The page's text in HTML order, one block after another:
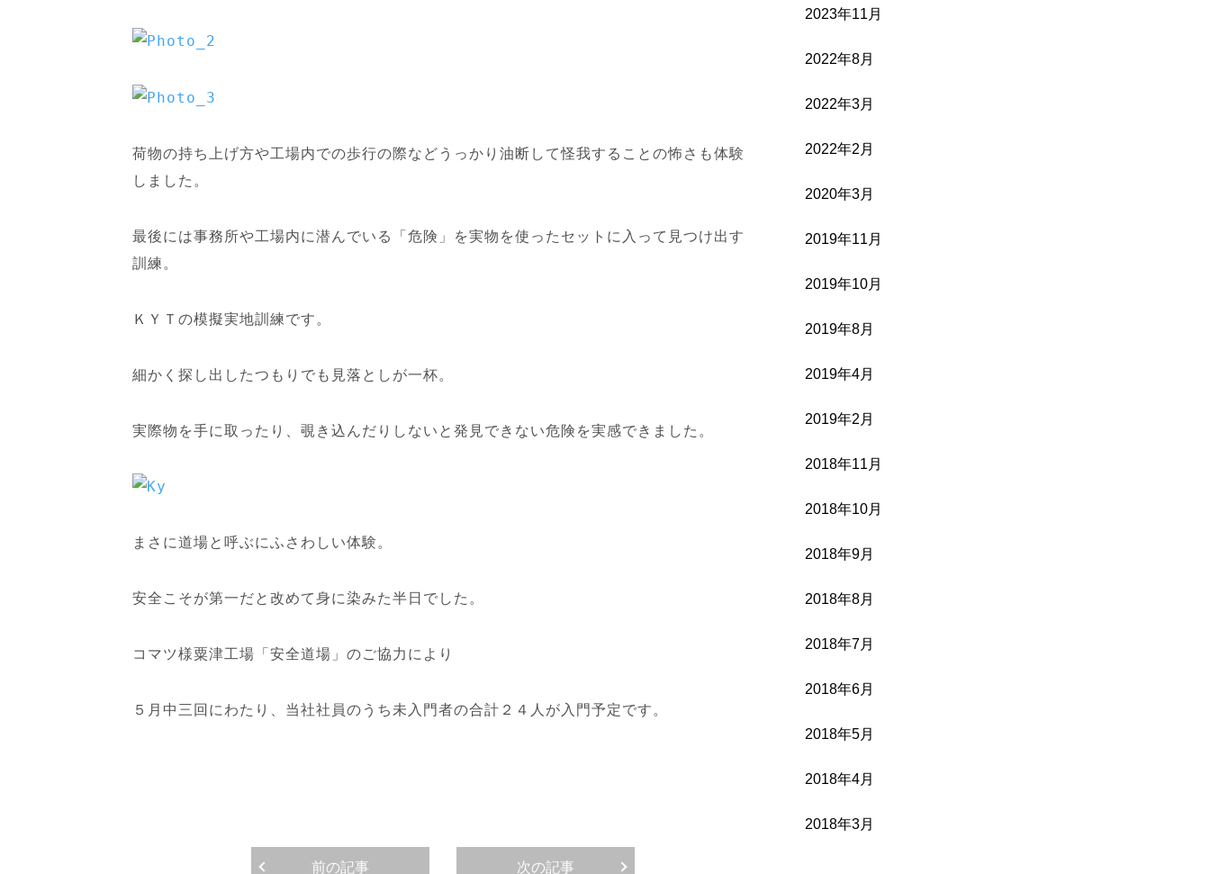
荷物の持ち上げ方や工場内での歩行の際などうっかり油断して怪我することの怖さも体験
しました。
最後には事務所や工場内に潜んでいる「危険」を実物を使ったセットに入って見つけ出す
訓練。
ＫＹＴの模擬実地訓練です。
細かく探し出したつもりでも見落としが一杯。
実際物を手に取ったり、覗き込んだりしないと発見できない危険を実感できました。
まさに道場と呼ぶにふさわしい体験。
安全こそが第一だと改めて身に染みた半日でした。
コマツ様粟津工場「安全道場」のご協力により
５月中三回にわたり、当社社員のうち未入門者の合計２４人が入門予定です。
前の記事 次の記事
2023年11月
2022年8月
2022年3月
2022年2月
2020年3月
2019年11月
2019年10月
2019年8月
2019年4月
2019年2月
2018年11月
2018年10月
2018年9月
2018年8月
2018年7月
2018年6月
2018年5月
2018年4月
2018年3月